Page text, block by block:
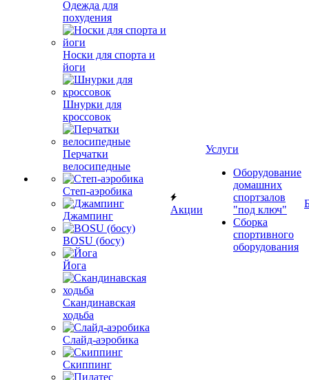
Одежда для
похудения
Носки для спорта и
йоги
Шнурки для
кроссовок
Перчатки
велосипедные
Степ-аэробика
Джампинг
BOSU (босу)
Йога
Скандинавская
ходьба
Слайд-аэробика
Скиппинг
Акции
Услуги
Оборудование
домашних
спортзалов
"под ключ"
Сборка
спортивного
оборудования